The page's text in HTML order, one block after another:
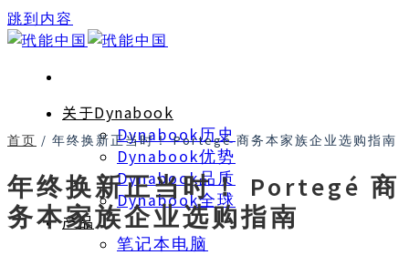
跳到内容
关于Dynabook
Dynabook历史
Dynabook优势
Dynabook品质
Dynabook全球
产品
笔记本电脑
首页 / 年终换新正当时！ Portegé 商务本家族企业选购指南
年终换新正当时！ Portegé 商
务本家族企业选购指南